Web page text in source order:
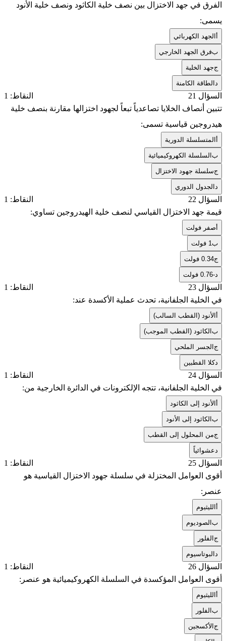
الفرق في جهد الاختزال بين نصف خلية الكاثود ونصف خلية الأنود
يسمى:
الجهد الكهربائي
بفرق الجهد الخارجي
ججهد الخلية
الطاقة الكامنة
السؤال 21
النقاط: 1
تتبين أنصاف الخلايا تصاعدياً تبعاً لجهود اختزالها مقارنة بنصف خلية
هيدروجين قياسية تسمى:
المتسلسلة الدورية
بالسلسلة الكهروكيميائية
جسلسلة جهود الاختزال
الجدول الدوري
السؤال 22
النقاط: 1
قيمة جهد الاختزال القياسي لنصف خلية الهيدروجين تساوي:
صفر فولت
ب1 فولت
ج0.34 فولت
-0.76 فولت
السؤال 23
النقاط: 1
في الخلية الجلفانية، تحدث عملية الأكسدة عند:
الأنود (القطب السالب)
بالكاثود (القطب الموجب)
جالجسر الملحي
كلا القطبين
السؤال 24
النقاط: 1
في الخلية الجلفانية، تتجه الإلكترونات في الدائرة الخارجية من:
الأنود إلى الكاثود
بالكاثود إلى الأنود
جمن المحلول إلى القطب
عشوائياً
السؤال 25
النقاط: 1
أقوى العوامل المختزلة في سلسلة جهود الاختزال القياسية هو
عنصر:
الليثيوم
بالصوديوم
جالفلور
البوتاسيوم
السؤال 26
النقاط: 1
أقوى العوامل المؤكسدة في السلسلة الكهروكيميائية هو عنصر:
الليثيوم
بالفلور
جالأكسجين